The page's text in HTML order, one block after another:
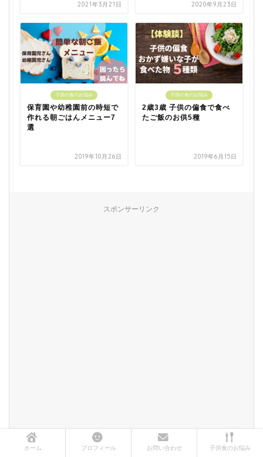
2021年3月21日 2020年9月23日
子供の食のお悩み
保育園や幼稚園前の時短で
作れる朝ごはんメニュー7
選
2019年10月26日
子供の食のお悩み
2歳3歳 子供の偏食で食べ
たご飯のお供5種
2019年6月15日
スポンサーリンク
ホーム プロフィール お問い合わせ 子供食のお悩み